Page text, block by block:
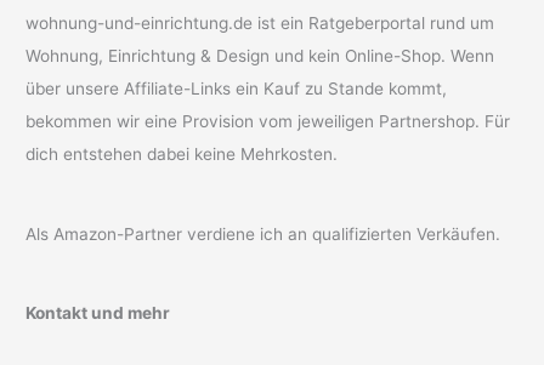
wohnung-und-einrichtung.de ist ein Ratgeberportal rund um
Wohnung, Einrichtung & Design und kein Online-Shop. Wenn
über unsere Affiliate-Links ein Kauf zu Stande kommt,
bekommen wir eine Provision vom jeweiligen Partnershop. Für
dich entstehen dabei keine Mehrkosten.
Als Amazon-Partner verdiene ich an qualifizierten Verkäufen.
Kontakt und mehr